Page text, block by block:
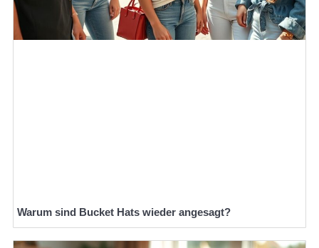
Warum sind Bucket Hats wieder angesagt?